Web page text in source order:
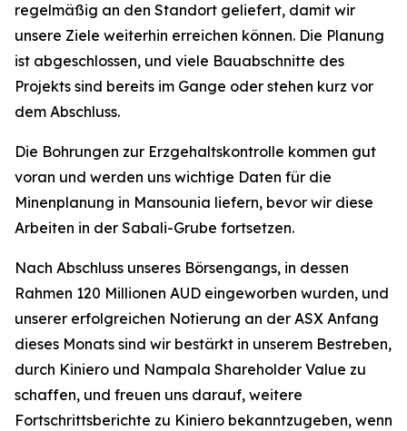
regelmäßig an den Standort geliefert, damit wir
unsere Ziele weiterhin erreichen können. Die Planung
ist abgeschlossen, und viele Bauabschnitte des
Projekts sind bereits im Gange oder stehen kurz vor
dem Abschluss.
Die Bohrungen zur Erzgehaltskontrolle kommen gut
voran und werden uns wichtige Daten für die
Minenplanung in Mansounia liefern, bevor wir diese
Arbeiten in der Sabali-Grube fortsetzen.
Nach Abschluss unseres Börsengangs, in dessen
Rahmen 120 Millionen AUD eingeworben wurden, und
unserer erfolgreichen Notierung an der ASX Anfang
dieses Monats sind wir bestärkt in unserem Bestreben,
durch Kiniero und Nampala Shareholder Value zu
schaffen, und freuen uns darauf, weitere
Fortschrittsberichte zu Kiniero bekanntzugeben, wenn